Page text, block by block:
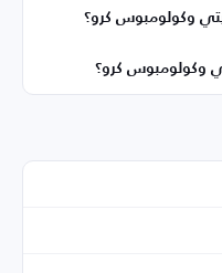
وكولومبوس كرو؟
وكولومبوس كرو؟